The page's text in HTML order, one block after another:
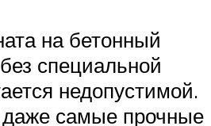
на бетонный
специальной
недопустимой.
самые прочные